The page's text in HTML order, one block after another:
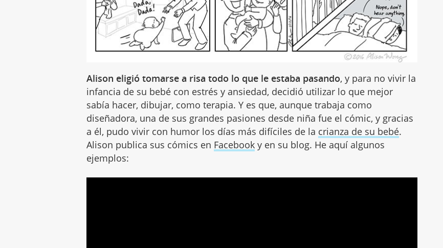
Alison eligió tomarse a risa todo lo que le estaba pasando, y para no vivir la
infancia de su bebé con estrés y ansiedad, decidió utilizar lo que mejor
sabía hacer, dibujar, como terapia. Y es que, aunque trabaja como
diseñadora, una de sus grandes pasiones desde niña fue el cómic, y gracias
a él, pudo vivir con humor los días más difíciles de la crianza de su bebé.
Alison publica sus cómics en Facebook y en su blog. He aquí algunos
ejemplos: